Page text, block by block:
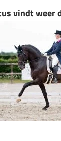
vindt